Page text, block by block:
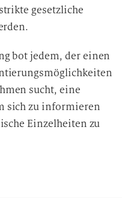
gesetzliche
bot jedem, der einen
sucht, eine
sich zu informieren
Einzelheiten zu